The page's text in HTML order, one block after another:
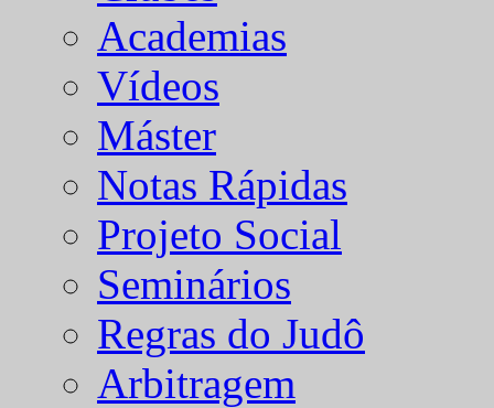
Academias
Vídeos
Máster
Notas Rápidas
Projeto Social
Seminários
Regras do Judô
Arbitragem